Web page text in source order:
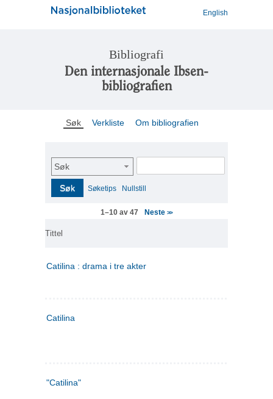
English
Bibliografi
Den internasjonale Ibsen-
bibliografien
Søk Verkliste Om bibliografien
Søk
Søk Søketips Nullstill
1–10 av 47 Neste>>
Tittel
Catilina : drama i tre akter
Catilina
"Catilina"